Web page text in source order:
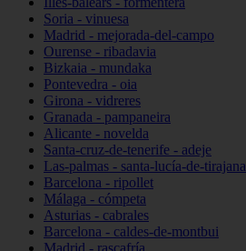
Soria - vinuesa
Madrid - mejorada-del-campo
Ourense - ribadavia
Bizkaia - mundaka
Pontevedra - oia
Girona - vidreres
Granada - pampaneira
Alicante - novelda
Santa-cruz-de-tenerife - adeje
Las-palmas - santa-lucía-de-tirajana
Barcelona - ripollet
Málaga - cómpeta
Asturias - cabrales
Barcelona - caldes-de-montbui
Madrid - rascafría